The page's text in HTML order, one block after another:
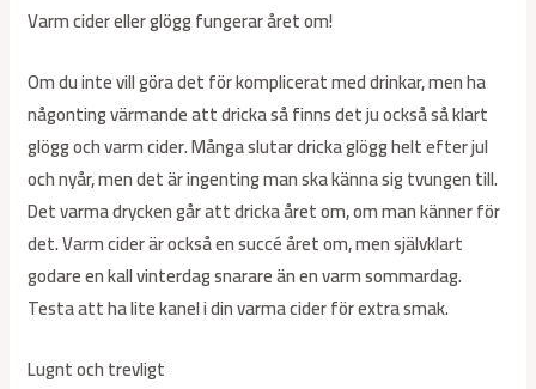
Varm cider eller glögg fungerar året om!
Om du inte vill göra det för komplicerat med drinkar, men ha
någonting värmande att dricka så finns det ju också så klart
glögg och varm cider. Många slutar dricka glögg helt efter jul
och nyår, men det är ingenting man ska känna sig tvungen till.
Det varma drycken går att dricka året om, om man känner för
det. Varm cider är också en succé året om, men självklart
godare en kall vinterdag snarare än en varm sommardag.
Testa att ha lite kanel i din varma cider för extra smak.
Lugnt och trevligt